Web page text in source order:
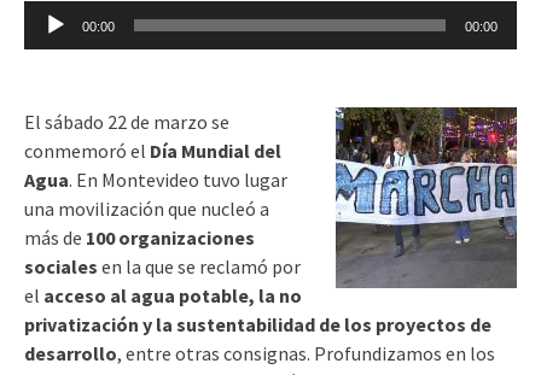
Reproductor
00:00 00:00
El sábado 22 de marzo se
conmemoró el Día Mundial del
Agua. En Montevideo tuvo lugar
una movilización que nucleó a
más de 100 organizaciones
sociales en la que se reclamó por
el acceso al agua potable, la no
privatización y la sustentabilidad de los proyectos de
desarrollo, entre otras consignas. Profundizamos en los